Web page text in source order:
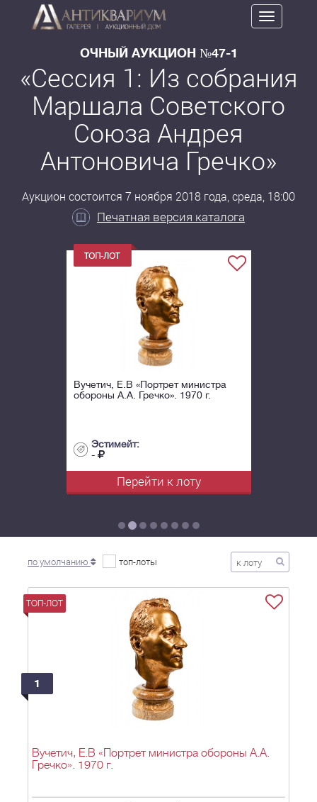
Toggle
navigation
ОЧНЫЙ АУКЦИОН №47-1
«Сессия 1: Из собрания
Маршала Советского
Союза Андрея
Антоновича Гречко»
Аукцион состоится 7 ноября 2018 года, среда, 18:00
Печатная версия каталога
Вучетич, Е.В «Портрет министра
обороны А.А. Гречко». 1970 г.
Эстимейт:
-
Перейти к лоту
по умолчанию топ-лоты
ТОП-ЛОТ
1
Вучетич, Е.В «Портрет министра обороны А.А.
Гречко». 1970 г.